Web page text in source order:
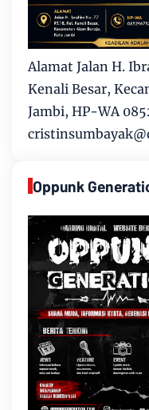
Alamat Jalan H.
Kenali Besar,
Jambi, HP-WA
Oppunk